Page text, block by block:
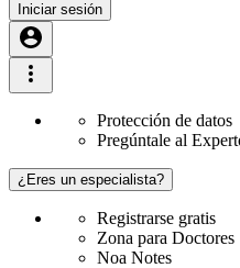
Iniciar sesión
Protección de datos
Pregúntale al
¿Eres un especialista?
Registrarse gratis
Zona para Doctores
Noa Notes